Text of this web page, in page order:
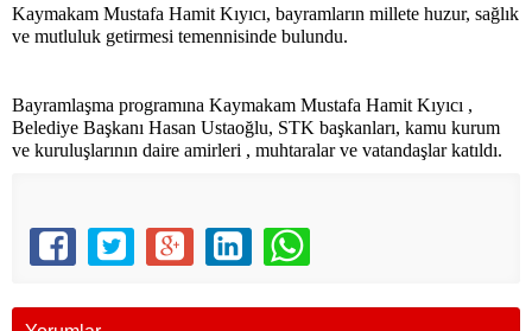
Kaymakam Mustafa Hamit Kıyıcı, bayramların millete huzur, sağlık
ve mutluluk getirmesi temennisinde bulundu.
Bayramlaşma programına Kaymakam Mustafa Hamit Kıyıcı ,
Belediye Başkanı Hasan Ustaoğlu, STK başkanları, kamu kurum
ve kuruluşlarının daire amirleri , muhtaralar ve vatandaşlar katıldı.